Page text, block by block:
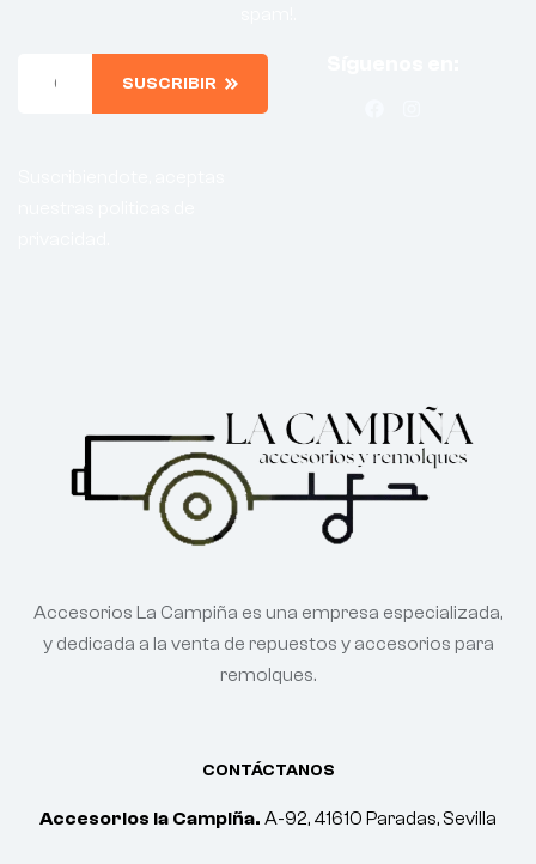
SUSCRIBIR
CONTÁCTANOS
Accesorios la Campiña. A-92, 41610 Paradas, Sevilla
Accesorios La Campiña es una empresa especializada,
y dedicada a la venta de repuestos y accesorios para
remolques.